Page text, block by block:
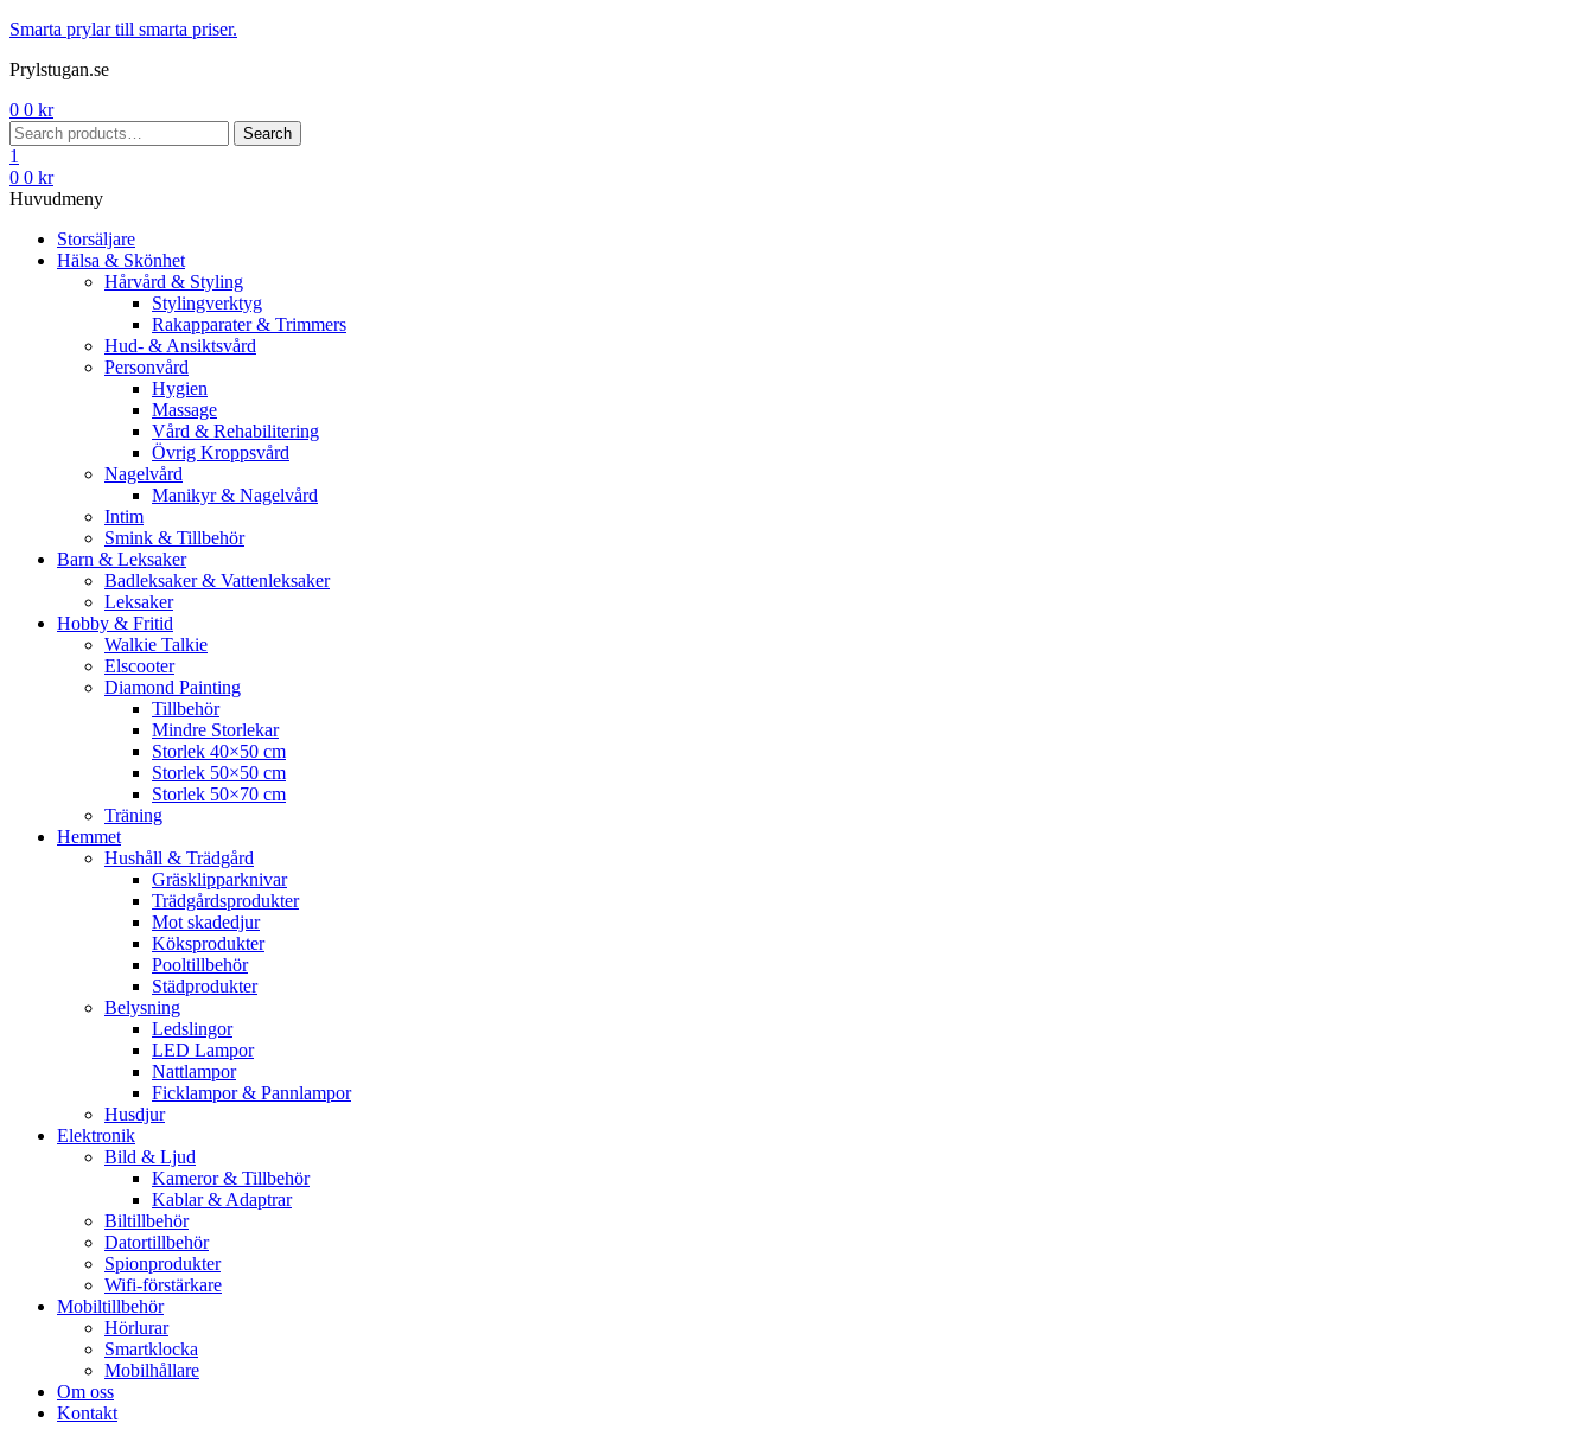
Menu
Smarta prylar till smarta priser.
Prylstugan.se
0 0 kr
Search
for:
Search
1
0 0 kr
Huvudmeny
Storsäljare
Hälsa & Skönhet
Hårvård & Styling
Stylingverktyg
Rakapparater & Trimmers
Hud- & Ansiktsvård
Personvård
Hygien
Massage
Vård & Rehabilitering
Övrig Kroppsvård
Nagelvård
Manikyr & Nagelvård
Intim
Smink & Tillbehör
Barn & Leksaker
Badleksaker & Vattenleksaker
Leksaker
Hobby & Fritid
Walkie Talkie
Elscooter
Diamond Painting
Tillbehör
Mindre Storlekar
Storlek 40×50 cm
Storlek 50×50 cm
Storlek 50×70 cm
Träning
Hemmet
Hushåll & Trädgård
Gräsklipparknivar
Trädgårdsprodukter
Mot skadedjur
Köksprodukter
Pooltillbehör
Städprodukter
Belysning
Ledslingor
LED Lampor
Nattlampor
Ficklampor & Pannlampor
Husdjur
Elektronik
Bild & Ljud
Kameror & Tillbehör
Kablar & Adaptrar
Biltillbehör
Datortillbehör
Spionprodukter
Wifi-förstärkare
Mobiltillbehör
Hörlurar
Smartklocka
Mobilhållare
Om oss
Kontakt